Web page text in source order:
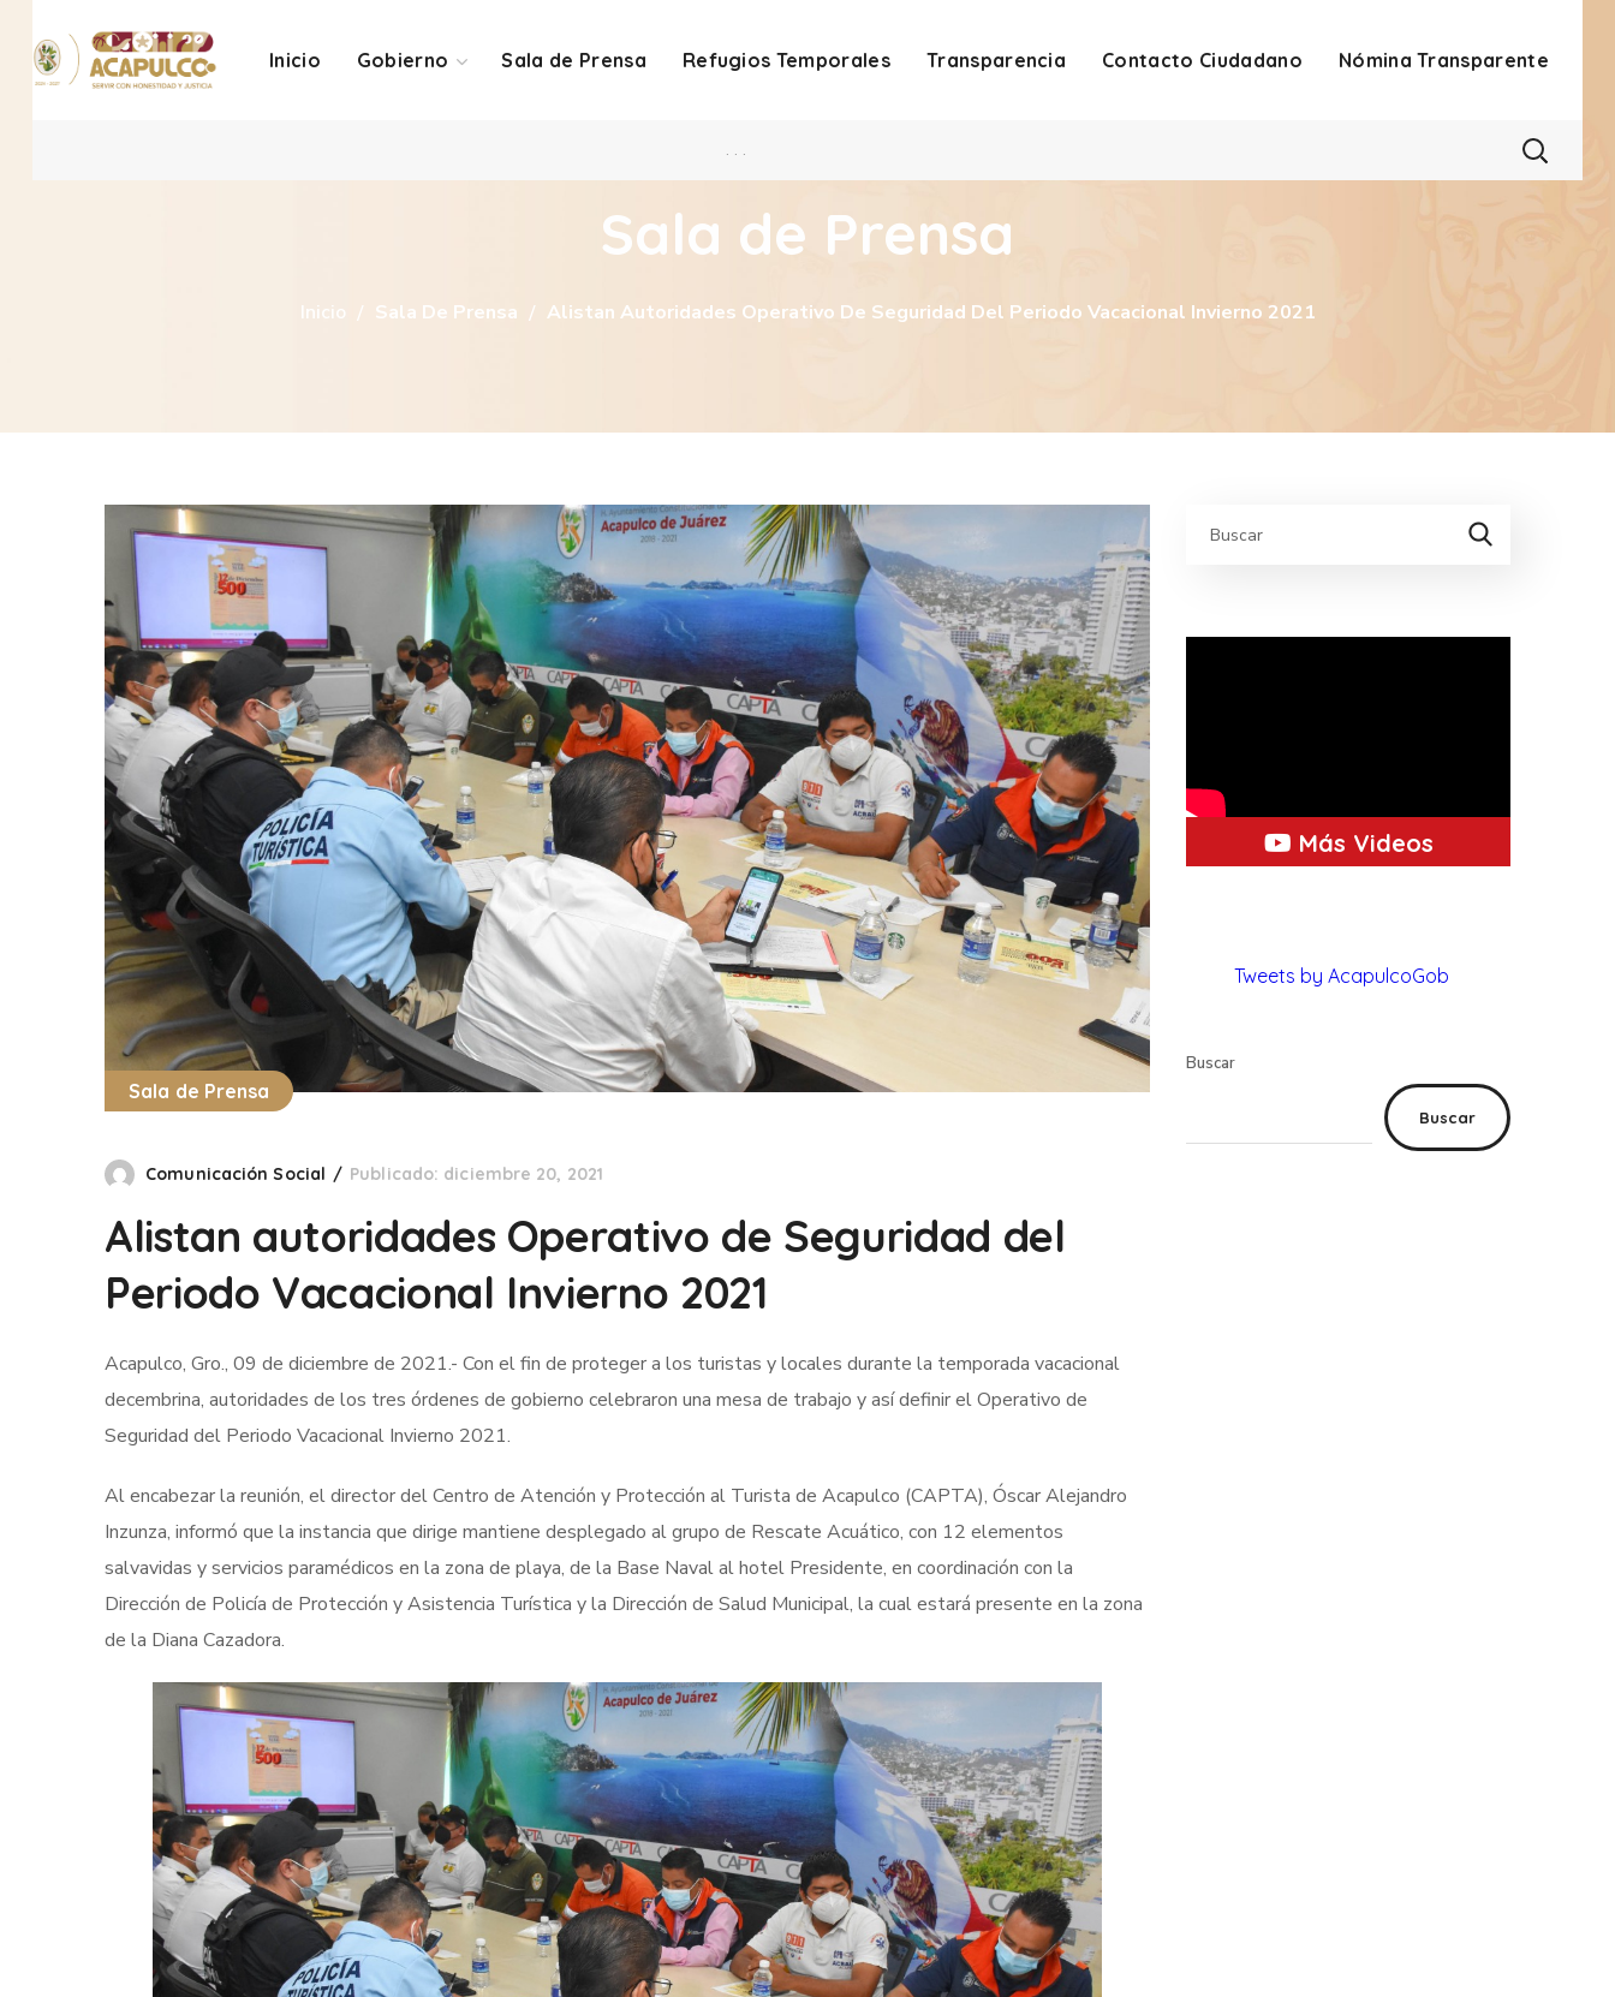
Inicio Gobierno Sala de Prensa Refugios Temporales Transparencia Contacto Ciudadano Nómina Transparente
. . .
Sala de Prensa
Inicio Sala De Prensa Alistan Autoridades Operativo De Seguridad Del Periodo Vacacional Invierno 2021
Sala de Prensa
Comunicación Social Publicado: diciembre 20, 2021
Alistan autoridades Operativo de Seguridad del
Periodo Vacacional Invierno 2021
Acapulco, Gro., 09 de diciembre de 2021.- Con el fin de proteger a los turistas y locales durante la temporada vacacional
decembrina, autoridades de los tres órdenes de gobierno celebraron una mesa de trabajo y así definir el Operativo de
Seguridad del Periodo Vacacional Invierno 2021.
Al encabezar la reunión, el director del Centro de Atención y Protección al Turista de Acapulco (CAPTA), Óscar Alejandro
Inzunza, informó que la instancia que dirige mantiene desplegado al grupo de Rescate Acuático, con 12 elementos
salvavidas y servicios paramédicos en la zona de playa, de la Base Naval al hotel Presidente, en coordinación con la
Dirección de Policía de Protección y Asistencia Turística y la Dirección de Salud Municipal, la cual estará presente en la zona
de la Diana Cazadora.
Más Videos
Tweets by AcapulcoGob
Buscar
Buscar